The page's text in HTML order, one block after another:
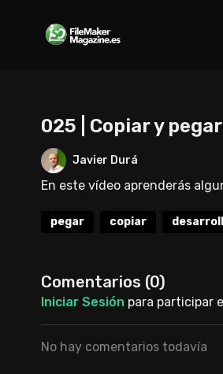
025 | Copiar y
Javier Durá
En este vídeo aprenderás
pegar copiar
Comentarios (0)
Iniciar Sesión para participar
No hay comentarios todavía